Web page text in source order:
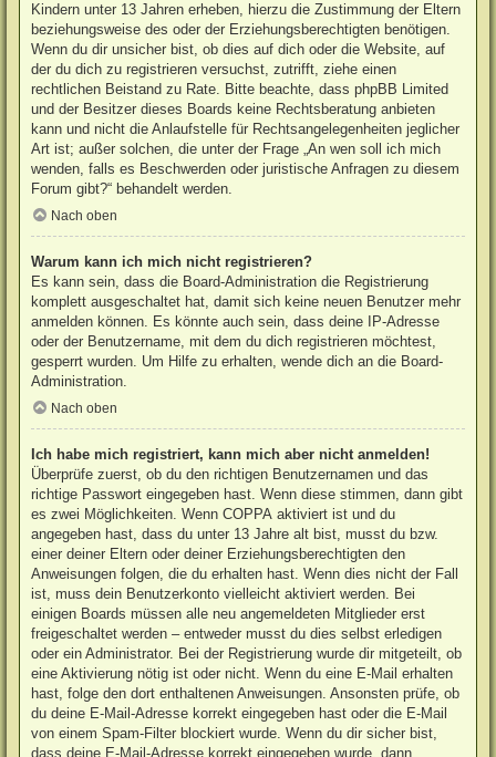
Kindern unter 13 Jahren erheben, hierzu die Zustimmung der Eltern
beziehungsweise des oder der Erziehungsberechtigten benötigen.
Wenn du dir unsicher bist, ob dies auf dich oder die Website, auf
der du dich zu registrieren versuchst, zutrifft, ziehe einen
rechtlichen Beistand zu Rate. Bitte beachte, dass phpBB Limited
und der Besitzer dieses Boards keine Rechtsberatung anbieten
kann und nicht die Anlaufstelle für Rechtsangelegenheiten jeglicher
Art ist; außer solchen, die unter der Frage „An wen soll ich mich
wenden, falls es Beschwerden oder juristische Anfragen zu diesem
Forum gibt?“ behandelt werden.
Nach oben
Warum kann ich mich nicht registrieren?
Es kann sein, dass die Board-Administration die Registrierung
komplett ausgeschaltet hat, damit sich keine neuen Benutzer mehr
anmelden können. Es könnte auch sein, dass deine IP-Adresse
oder der Benutzername, mit dem du dich registrieren möchtest,
gesperrt wurden. Um Hilfe zu erhalten, wende dich an die Board-
Administration.
Nach oben
Ich habe mich registriert, kann mich aber nicht anmelden!
Überprüfe zuerst, ob du den richtigen Benutzernamen und das
richtige Passwort eingegeben hast. Wenn diese stimmen, dann gibt
es zwei Möglichkeiten. WennCOPPA aktiviert ist und du
angegeben hast, dass du unter 13 Jahre alt bist, musst du bzw.
einer deiner Eltern oder deiner Erziehungsberechtigten den
Anweisungen folgen, die du erhalten hast. Wenn dies nicht der Fall
ist, muss dein Benutzerkonto vielleicht aktiviert werden. Bei
einigen Boards müssen alle neu angemeldeten Mitglieder erst
freigeschaltet werden – entweder musst du dies selbst erledigen
oder ein Administrator. Bei der Registrierung wurde dir mitgeteilt, ob
eine Aktivierung nötig ist oder nicht. Wenn du eine E-Mail erhalten
hast, folge den dort enthaltenen Anweisungen. Ansonsten prüfe, ob
du deine E-Mail-Adresse korrekt eingegeben hast oder die E-Mail
von einem Spam-Filter blockiert wurde. Wenn du dir sicher bist,
dass deine E-Mail-Adresse korrekt eingegeben wurde, dann